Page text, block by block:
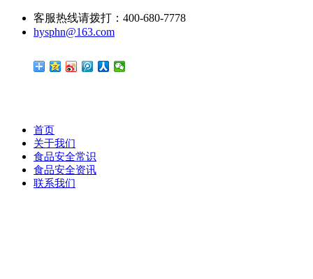
客服热线请拨打：400-680-7778
hysphn@163.com
首页
关于我们
食品安全常识
食品安全资讯
联系我们